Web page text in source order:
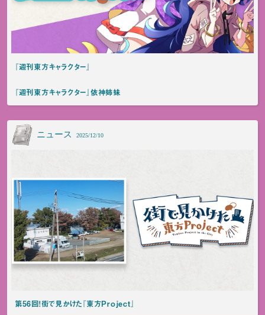
『週刊東方キャラクター』
『週刊東方キャラクター』依神姉妹
ニュース 2025/12/10
第56回！街で見かけた『東方Project』